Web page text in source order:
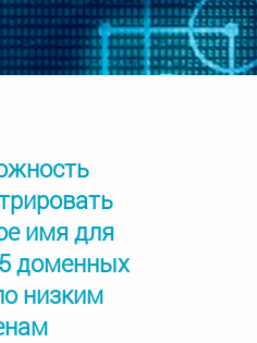
имя для
доменных
низким